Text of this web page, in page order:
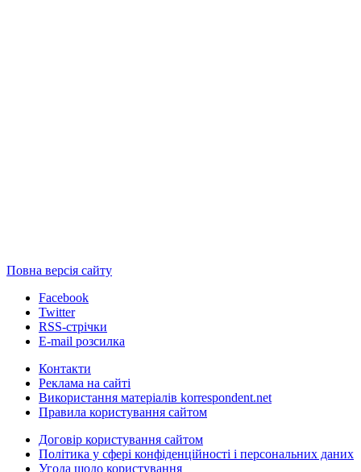
Повна версія сайту
Facebook
Twitter
RSS-стрічки
E-mail розсилка
Контакти
Реклама на сайті
Використання матеріалів korrespondent.net
Правила користування сайтом
Договір користування сайтом
Політика у сфері конфіденційності і персональних даних
Угода щодо користування